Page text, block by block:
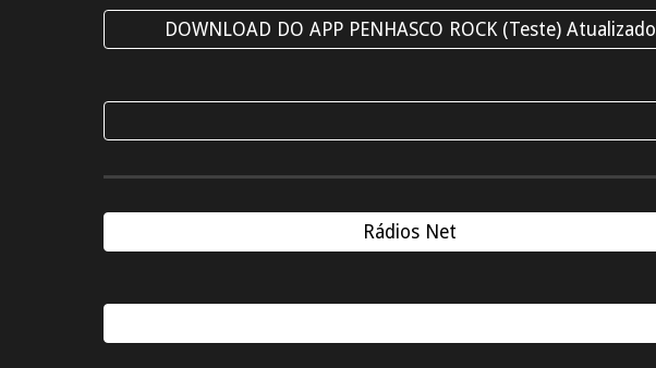
DOWNLOAD DO APP PENHASCO ROCK (Teste) Atualizado
Rádios Net